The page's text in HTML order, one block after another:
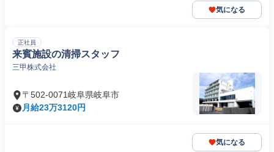
気になる
正社員
来賓施設の清掃スタッフ
三甲株式会社
〒502-0071岐阜県岐阜市
月給23万3120円
気になる